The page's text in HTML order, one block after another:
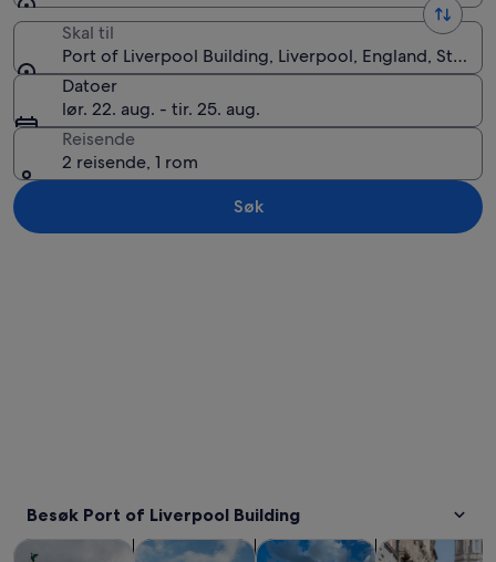
Skal til
Port of Liverpool Building, Liverpool, England,
Datoer
lør. 22. aug. - tir. 25. aug.
Reisende
2 reisende, 1 rom
Søk
Besøk Port of Liverpool Building
Omvisninger og dagsturerÅpnes i en ny fane
Historie og kulturÅpnes i en ny fane
Private og skreddersydde
Show og